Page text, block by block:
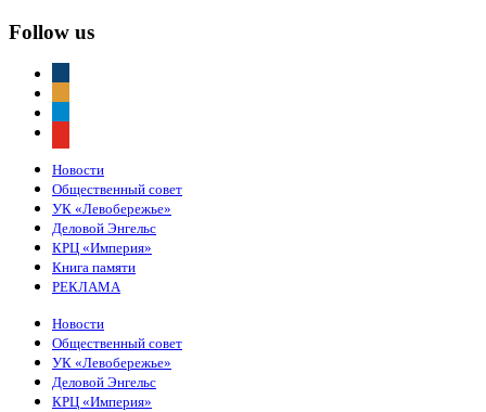
Follow us
Новости
Общественный совет
УК «Левобережье»
Деловой Энгельс
КРЦ «Империя»
Книга памяти
РЕКЛАМА
Новости
Общественный совет
УК «Левобережье»
Деловой Энгельс
КРЦ «Империя»